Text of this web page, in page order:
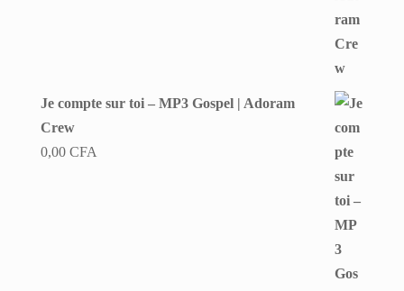
Je compte sur toi – MP3 Gospel | Adoram
Crew
0,00 CFA